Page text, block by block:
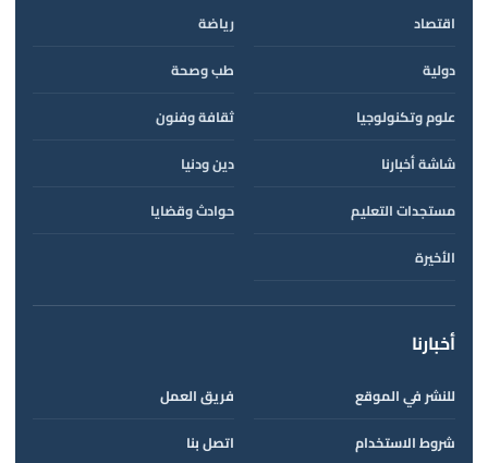
اقتصاد
رياضة
دولية
طب وصحة
علوم وتكنولوجيا
ثقافة وفنون
شاشة أخبارنا
دين ودنيا
مستجدات التعليم
حوادث وقضايا
الأخيرة
أخبارنا
للنشر في الموقع
فريق العمل
شروط الاستخدام
اتصل بنا